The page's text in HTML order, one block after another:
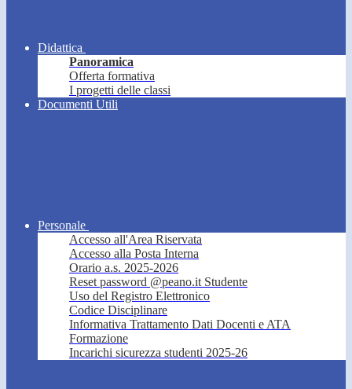
Didattica
Panoramica
Offerta formativa
I progetti delle classi
Documenti Utili
Personale
Accesso all'Area Riservata
Accesso alla Posta Interna
Orario a.s. 2025-2026
Reset password @peano.it Studente
Uso del Registro Elettronico
Codice Disciplinare
Informativa Trattamento Dati Docenti e ATA
Formazione
Incarichi sicurezza studenti 2025-26